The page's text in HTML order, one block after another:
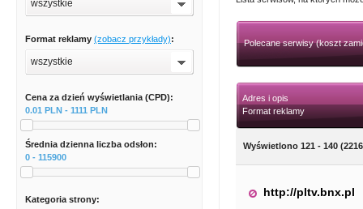
wszystkie
Format reklamy (zobacz przykłady):
wszystkie
Cena za dzień wyświetlania (CPD):
0.01 PLN - 1111 PLN
Średnia dzienna liczba odsłon:
0 - 115900
Kategoria strony:
Polecane serwisy (koszt
Adres i opis
Format reklamy
Wyświetlono 121 - 140
http://pltv.bnx.pl